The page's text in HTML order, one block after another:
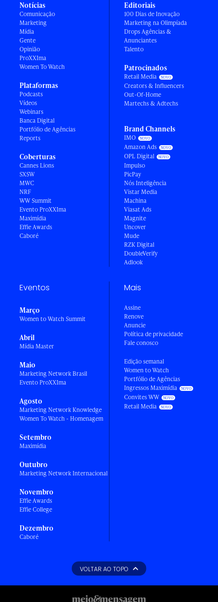
Notícias
Comunicação
Marketing
Mídia
Gente
Opinião
ProXXIma
Women To Watch
Plataformas
Podcasts
Vídeos
Webinars
Banca Digital
Portfólio de Agências
Reports
Coberturas
Cannes Lions
SXSW
MWC
NRF
WW Summit
Evento ProXXIma
Maximídia
Effie Awards
Caboré
Editoriais
100 Dias de Inovação
Marketing na Olimpíada
Drops Agências &
Anunciantes
Talento
Patrocinados
Retail Media
Creators & Influencers
Out-Of-Home
Martechs & Adtechs
Brand Channels
IMO
Amazon Ads
OPL Digital
Impulso
PicPay
Nós Inteligência
Vistar Media
Machina
Viasat Ads
Magnite
Uncover
Mude
RZK Digital
DoubleVerify
Adlook
Eventos
Março
Women to Watch Summit
Abril
Mídia Master
Maio
Marketing Network Brasil
Evento ProXXIma
Agosto
Marketing Network Knowledge
Women To Watch - Homenagem
Setembro
Maximídia
Outubro
Marketing Network Internacional
Novembro
Effie Awards
Effie College
Dezembro
Caboré
Mais
Assine
Renove
Anuncie
Política de privacidade
Fale conosco
Edição semanal
Women to Watch
Portfólio de Agências
Ingressos Maximídia
Convites WW
Retail Media
VOLTAR AO TOPO